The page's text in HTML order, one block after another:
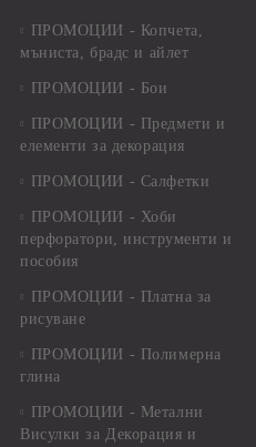
ПРОМОЦИИ - Копчета,
мъниста, брадс и айлет
ПРОМОЦИИ - Бои
ПРОМОЦИИ - Предмети и
елементи за декорация
ПРОМОЦИИ - Салфетки
ПРОМОЦИИ - Хоби
перфоратори, инструменти и
пособия
ПРОМОЦИИ - Платна за
рисуване
ПРОМОЦИИ - Полимерна
глина
ПРОМОЦИИ - Метални
Висулки за Декорация и